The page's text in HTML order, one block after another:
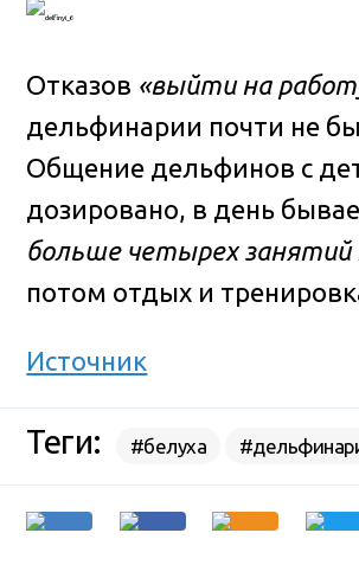
Отказов «выйти на
дельфинарии почти не
Общение дельфинов с
дозировано, в день
больше четырех занятий
потом отдых и
Источник
Теги: #белуха